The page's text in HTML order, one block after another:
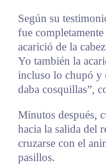
Según su
fue
acarició de la
Yo también la
incluso lo chupó y
daba cosquillas”,
Minutos después,
hacia la salida del
cruzarse con el
pasillos.